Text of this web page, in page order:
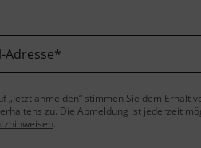
Adresse*
„Jetzt anmelden“ stimmen Sie dem Erhalt
zu. Die Abmeldung ist jederzeit
.